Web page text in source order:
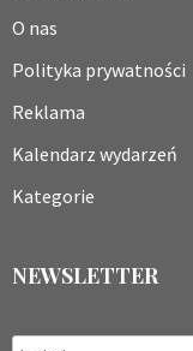
O nas
Polityka prywatności
Reklama
Kalendarz wydarzeń
Kategorie
NEWSLETTER